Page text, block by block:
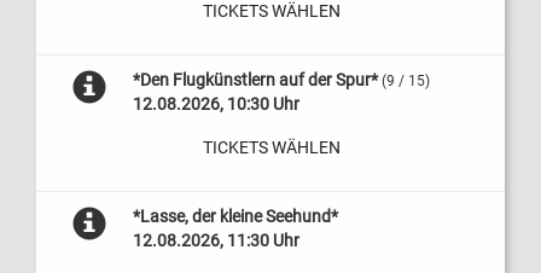
TICKETS WÄHLEN
*Den Flugkünstlern auf der Spur* (9 / 15)
12.08.2026, 10:30 Uhr
TICKETS WÄHLEN
*Lasse, der kleine Seehund*
12.08.2026, 11:30 Uhr